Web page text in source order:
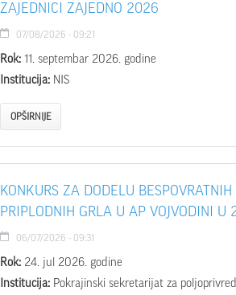
ZAJEDNICI ZAJEDNO 2026
07/08/2026 - 09:21
Rok: 11. septembar 2026. godine
Institucija: NIS
OPŠIRNIJE
KONKURS ZA DODELU
PRIPLODNIH GRLA U AP VOJVODINI U
06/07/2026 - 09:31
Rok: 24. jul 2026. godine
Institucija: Pokrajinski sekretarijat za